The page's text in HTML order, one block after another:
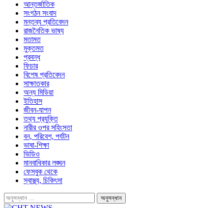
আন্তর্জাতিক
সংগঠন সংবাদ
মন্তব্য প্রতিবেদন
রাজনৈতিক ভাষ্য
মতামত
মুক্তমত
প্রবন্ধ
ফিচার
বিশেষ প্রতিবেদন
সাক্ষাতকার
অন্য মিডিয়া
ইতিহাস
জীবন-যাপন
তথ্য প্রযুক্তি
নারীর ওপর সহিংসতা
বন, পরিবেশ, পর্যটন
ভাষা-শিক্ষা
ভিডিও
মানবাধিকার লঙ্ঘন
ফেসবুক থেকে
স্বাস্থ্য, চিকিৎসা